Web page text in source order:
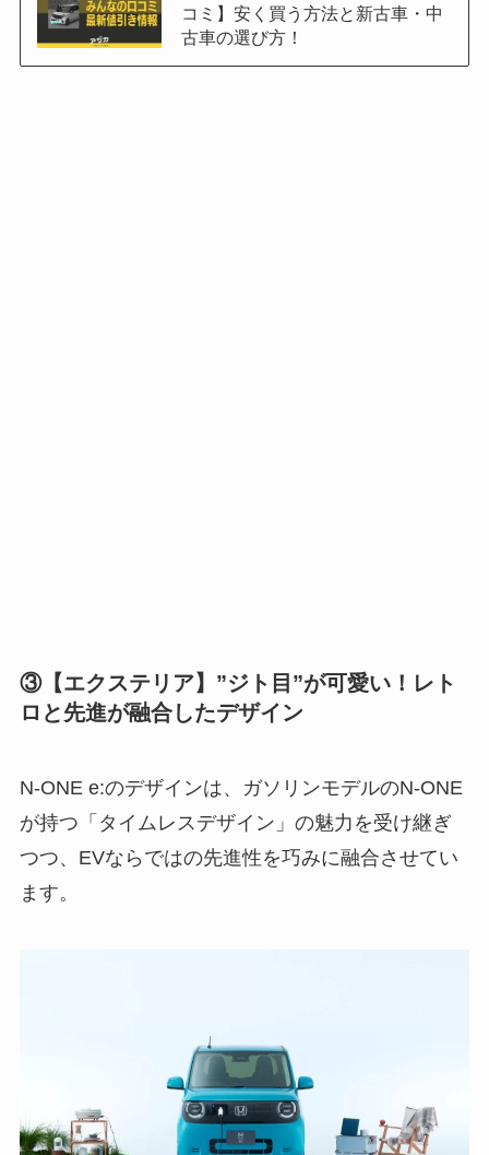
コミ】安く買う方法と新古車・中
古車の選び方！
③【エクステリア】”ジト目”が可愛い！レト
ロと先進が融合したデザイン
N-ONE e:のデザインは、ガソリンモデルのN-ONE
が持つ「タイムレスデザイン」の魅力を受け継ぎ
つつ、EVならではの先進性を巧みに融合させてい
ます。